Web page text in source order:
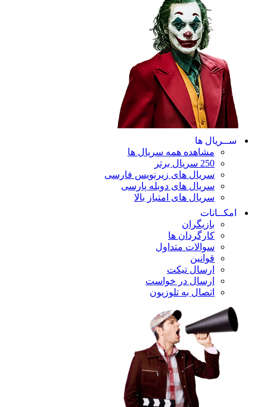
ســریال ها
مشاهده همه سریال ها
250 سریال برتر
سریال های زیرنویس فارسی
سریال های دوبله پارسی
سریال های امتیاز بالا
امکــانات
بازیگران
کارگردان ها
سوالات متداول
قوانین
ارسال تیکت
ارسال در خواست
اتصال به تلوزیون